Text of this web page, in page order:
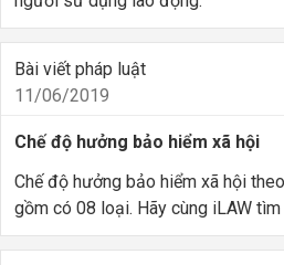
Bài viết pháp luật
11/06/2019
Chế độ hưởng bảo hiểm xã hội
Chế độ hưởng bảo hiểm xã hội
gồm có 08 loại. Hãy cùng iLAW tìm